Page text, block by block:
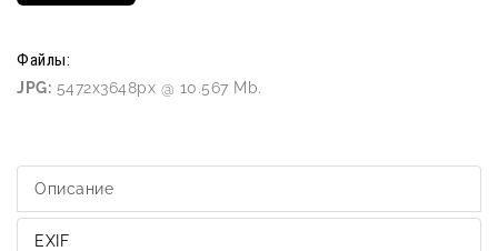
Файлы:
JPG: 5472x3648px @ 10.567 Mb.
Описание
EXIF